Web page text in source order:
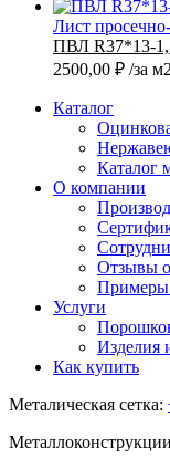
Лист
ПВЛ R37*13-
2500,00 ₽ /за
Каталог
Каталог
О компании
Отзывы
Услуги
Изделия
Как купить
Металическая сетка: